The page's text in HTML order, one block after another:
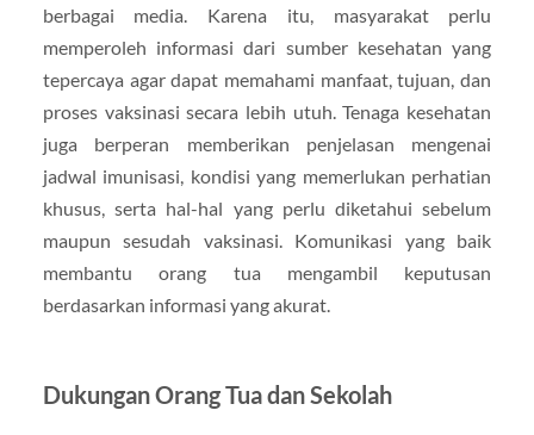
berbagai media. Karena itu, masyarakat perlu
memperoleh informasi dari sumber kesehatan yang
tepercaya agar dapat memahami manfaat, tujuan, dan
proses vaksinasi secara lebih utuh. Tenaga kesehatan
juga berperan memberikan penjelasan mengenai
jadwal imunisasi, kondisi yang memerlukan perhatian
khusus, serta hal-hal yang perlu diketahui sebelum
maupun sesudah vaksinasi. Komunikasi yang baik
membantu orang tua mengambil keputusan
berdasarkan informasi yang akurat.
Dukungan Orang Tua dan Sekolah